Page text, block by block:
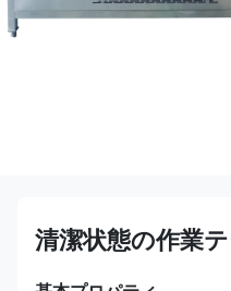
清潔状態の作業